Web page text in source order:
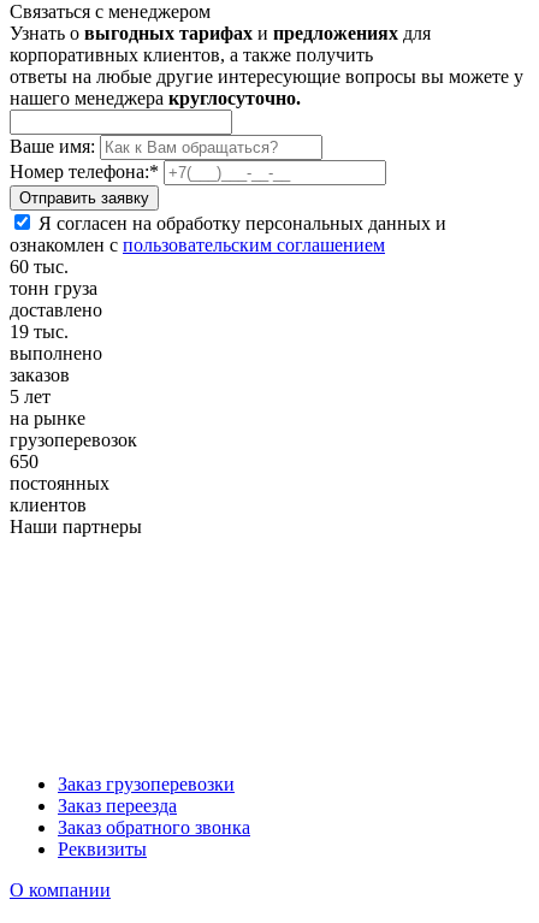
Связаться с менеджером
Узнать о выгодных тарифах и предложениях для
корпоративных клиентов, а также получить
ответы на любые другие интересующие вопросы вы можете у
нашего менеджера круглосуточно.
Ваше имя:
Номер телефона:*
Я согласен на обработку персональных данных и
ознакомлен с пользовательским соглашением
60 тыс.
тонн груза
доставлено
19 тыс.
выполнено
заказов
5 лет
на рынке
грузоперевозок
650
постоянных
клиентов
Наши партнеры
Заказ грузоперевозки
Заказ переезда
Заказ обратного звонка
Реквизиты
О компании